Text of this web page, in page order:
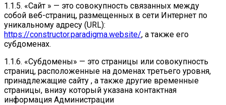
1.1.5. «Сайт » — это совокупность связанных между
собой веб-страниц, размещенных в сети Интернет по
уникальному адресу (URL):
https://constructor.paradigma.website/, а также его
субдоменах.
1.1.6. «Субдомены» — это страницы или совокупность
страниц, расположенные на доменах третьего уровня,
принадлежащие сайту , а также другие временные
страницы, внизу который указана контактная
информация Администрации